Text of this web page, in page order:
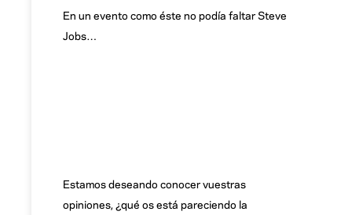
En un evento como éste no podía faltar Steve
Jobs…
Estamos deseando conocer vuestras
opiniones, ¿qué os está pareciendo la